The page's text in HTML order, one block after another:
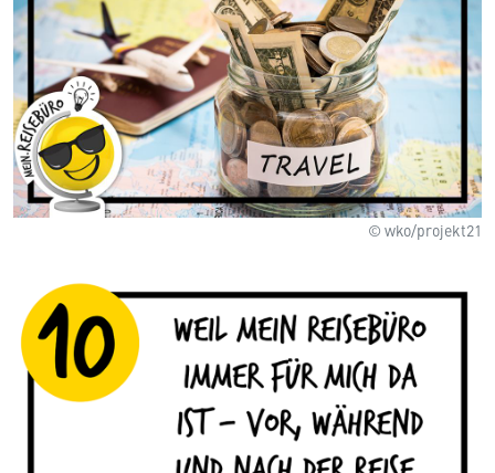
© wko/projekt21